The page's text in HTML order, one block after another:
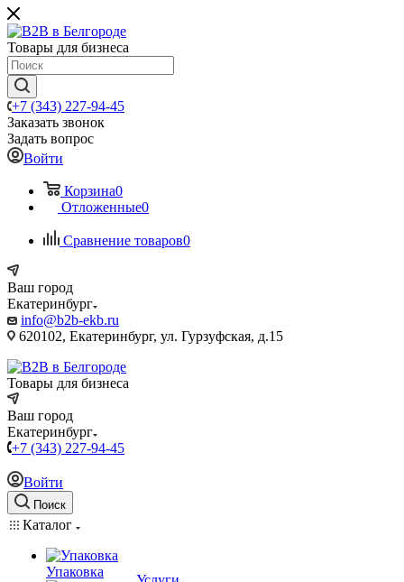
Товары для бизнеса
+7 (343) 227-94-45
Заказать звонок
Задать вопрос
Войти
Корзина0
Отложенные0
Сравнение товаров0
Ваш город
Екатеринбург
info@b2b-ekb.ru
620102, Екатеринбург, ул. Гурзуфская, д.15
Товары для бизнеса
Ваш город
Екатеринбург
+7 (343) 227-94-45
Войти
Поиск
Каталог
Упаковка